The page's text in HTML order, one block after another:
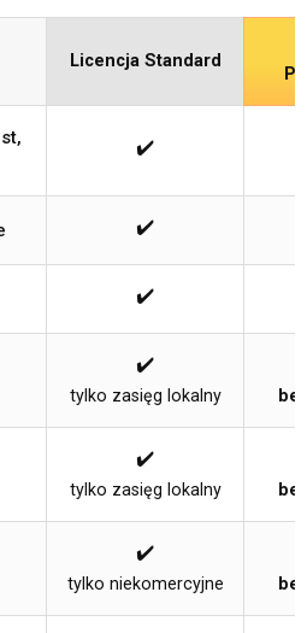
Licencja Standard
✔️
✔️
✔️
✔️
tylko zasięg lokalny
✔️
tylko zasięg lokalny
✔️
tylko niekomercyjne